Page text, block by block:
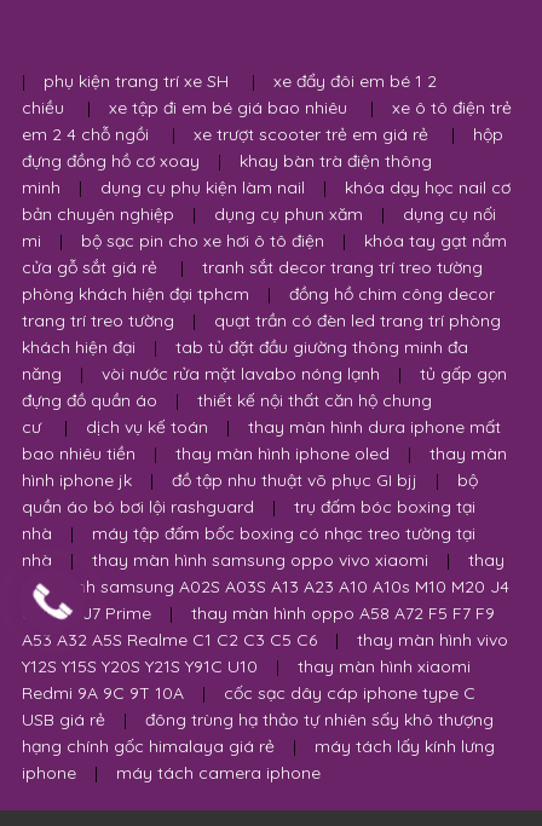
| phụ kiện trang trí xe SH |
xe đẩy đôi em bé 1 2
chiều
| xe tập đi em bé giá bao nhiêu |
xe ô tô điện trẻ
em 2 4 chỗ ngồi
| xe trượt scooter trẻ em giá rẻ |
hộp
đựng đồng hồ cơ xoay
|
khay bàn trà điện thông
minh
| dụng cụ phụ kiện làm nail |
khóa dạy học nail cơ
bản chuyên nghiệp
| dụng cụ phun xăm |
dụng cụ nối
mi
| bộ sạc pin cho xe hơi ô tô điện |
khóa tay gạt nắm
cửa gỗ sắt giá rẻ
|
tranh sắt decor trang trí treo tường
phòng khách hiện đại tphcm
|
đồng hồ chim công decor
trang trí treo tường
|
quạt trần có đèn led trang trí phòng
khách hiện đại
|
tab tủ đặt đầu giường thông minh đa
năng
| vòi nước rửa mặt lavabo nóng lạnh |
tủ gấp gọn
đựng đồ quần áo
|
thiết kế nội thất căn hộ chung
cư
| dịch vụ kế toán |
thay màn hình dura iphone mất
bao nhiêu tiền
| thay màn hình iphone oled |
thay màn
hình iphone jk
| đồ tập nhu thuật võ phục GI bjj |
bộ
quần áo bó bơi lội rashguard
|
trụ đấm bóc boxing tại
nhà
|
máy tập đấm bốc boxing có nhạc treo tường tại
nhà
| thay màn hình samsung oppo vivo xiaomi |
thay
màn hình samsung A02S A03S A13 A23 A10 A10s M10 M20 J4
J6 Plus J7 Prime
|
thay màn hình oppo A58 A72 F5 F7 F9
A53 A32 A5S Realme C1 C2 C3 C5 C6
|
thay màn hình vivo
Y12S Y15S Y20S Y21S Y91C U10
|
thay màn hình xiaomi
Redmi 9A 9C 9T 10A
|
cốc sạc dây cáp iphone type C
USB giá rẻ
|
đông trùng hạ thảo tự nhiên sấy khô thượng
hạng chính gốc himalaya giá rẻ
|
máy tách lấy kính lưng
iphone
| máy tách camera iphone